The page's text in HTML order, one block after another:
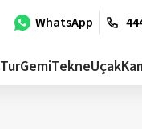
WhatsApp
TurGemiTekneUçak